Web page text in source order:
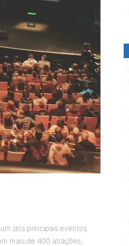
dos principais eventos
mais de 400 atrações,